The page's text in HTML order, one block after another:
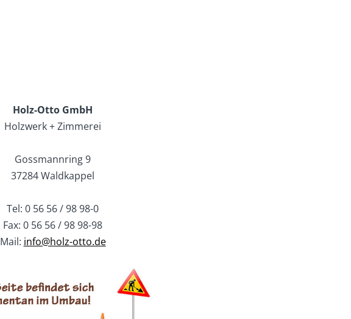
Holz-Otto GmbH
Holzwerk + Zimmerei
Gossmannring 9
37284 Waldkappel
Tel: 0 56 56 / 98 98-0
Fax: 0 56 56 / 98 98-98
Mail: info@holz-otto.de